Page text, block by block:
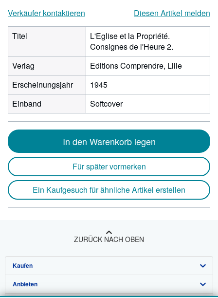
Verkäufer kontaktieren
Diesen Artikel melden
Titel
L'Eglise et la Propriété.
Consignes de l'Heure 2.
Verlag
Editions Comprendre, Lille
Erscheinungsjahr
1945
Einband
Softcover
In den Warenkorb legen
Für später vormerken
Ein Kaufgesuch für ähnliche Artikel erstellen
ZURÜCK NACH OBEN
Kaufen
Detailsuche
Anbieten